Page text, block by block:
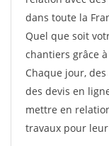
dans toute la
Quel que soit
chantiers grâce à
Chaque jour,
des devis en
mettre en
travaux pour